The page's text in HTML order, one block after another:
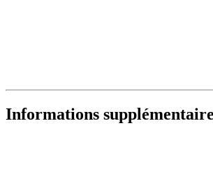
Informations